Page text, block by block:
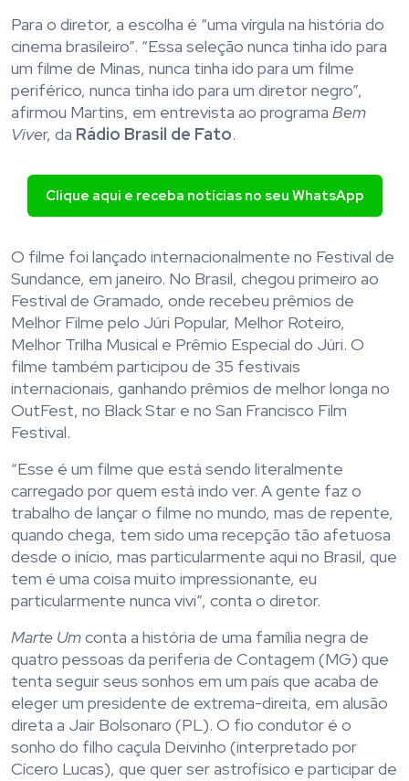
Para o diretor, a escolha é “uma vírgula na história do
cinema brasileiro”. “Essa seleção nunca tinha ido para
um filme de Minas, nunca tinha ido para um filme
periférico, nunca tinha ido para um diretor negro”,
afirmou Martins, em entrevista ao programa Bem
Viver, da Rádio Brasil de Fato.
Clique aqui e receba notícias no seu WhatsApp
O filme foi lançado internacionalmente no Festival de
Sundance, em janeiro. No Brasil, chegou primeiro ao
Festival de Gramado, onde recebeu prêmios de
Melhor Filme pelo Júri Popular, Melhor Roteiro,
Melhor Trilha Musical e Prêmio Especial do Júri. O
filme também participou de 35 festivais
internacionais, ganhando prêmios de melhor longa no
OutFest, no Black Star e no San Francisco Film
Festival.
“Esse é um filme que está sendo literalmente
carregado por quem está indo ver. A gente faz o
trabalho de lançar o filme no mundo, mas de repente,
quando chega, tem sido uma recepção tão afetuosa
desde o início, mas particularmente aqui no Brasil, que
tem é uma coisa muito impressionante, eu
particularmente nunca vivi”, conta o diretor.
Marte Umconta a história de uma família negra de
quatro pessoas da periferia de Contagem (MG) que
tenta seguir seus sonhos em um país que acaba de
eleger um presidente de extrema-direita, em alusão
direta a Jair Bolsonaro (PL). O fio condutor é o
sonho do filho caçula Deivinho (interpretado por
Cícero Lucas), que quer ser astrofísico e participar de